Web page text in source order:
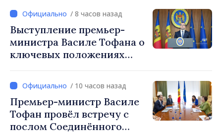
снижение налоговой
нагрузки на труд,
стимулирование
инвестиций и более
справедливое
/ 8 часов назад
Выступление премьер-
министра Василе Тофана о
ключевых положениях
2027 год
/ 10 часов назад
Премьер-министр Василе
Тофан провёл встречу с
послом Соединённого